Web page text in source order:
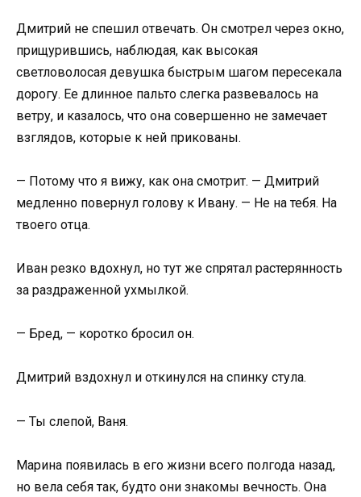
Дмитрий не спешил отвечать. Он смотрел через окно,
прищурившись, наблюдая, как высокая
светловолосая девушка быстрым шагом пересекала
дорогу. Ее длинное пальто слегка развевалось на
ветру, и казалось, что она совершенно не замечает
взглядов, которые к ней прикованы.
— Потому что я вижу, как она смотрит. — Дмитрий
медленно повернул голову к Ивану. — Не на тебя. На
твоего отца.
Иван резко вдохнул, но тут же спрятал растерянность
за раздраженной ухмылкой.
— Бред, — коротко бросил он.
Дмитрий вздохнул и откинулся на спинку стула.
— Ты слепой, Ваня.
Марина появилась в его жизни всего полгода назад,
но вела себя так, будто они знакомы вечность. Она